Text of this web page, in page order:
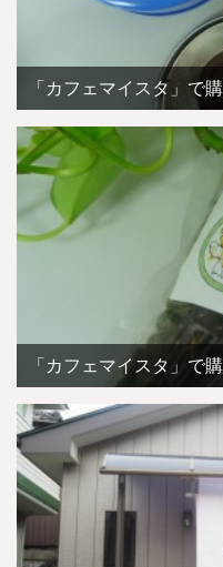
「カフェマイスタ」で
「カフェマイスタ」で